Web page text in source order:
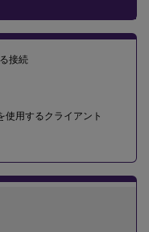
接続
用するクライアント